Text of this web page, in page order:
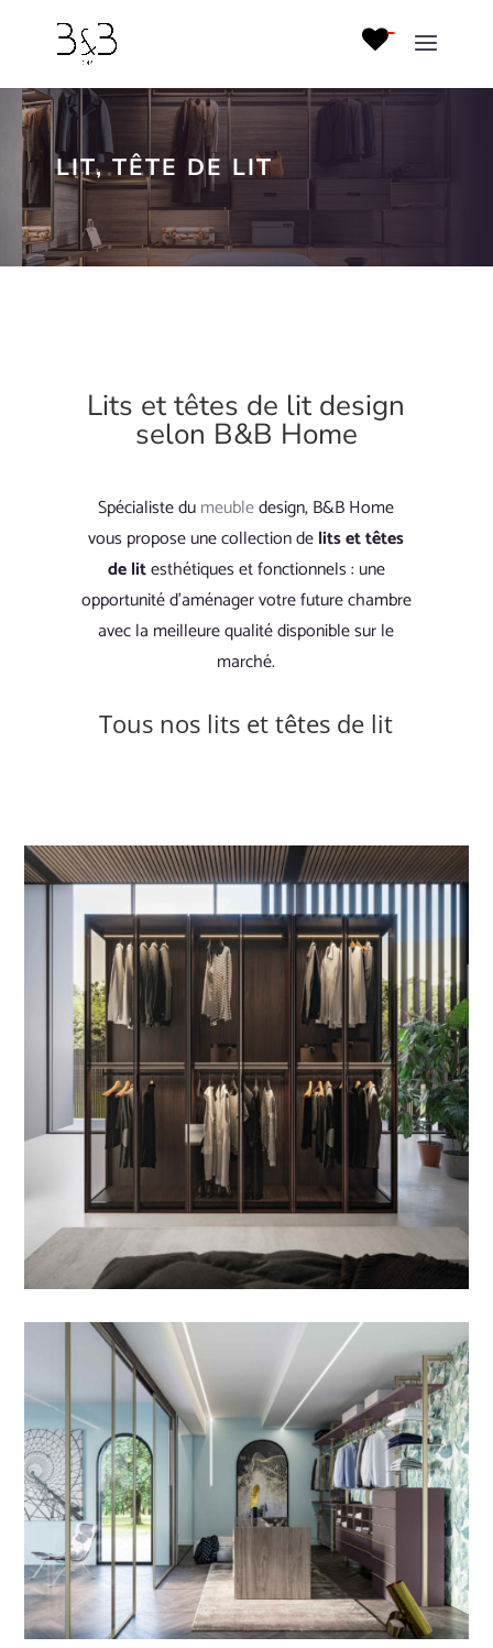
LIT, TÊTE DE LIT
Lits et têtes de lit design
selon B&B Home
Spécialiste dumeubledesign, B&B Home
vous propose une collection delits et têtes
de litesthétiques et fonctionnels : une
opportunité d’aménager votre future chambre
avec la meilleure qualité disponible sur le
marché.
Tous nos lits et têtes de lit